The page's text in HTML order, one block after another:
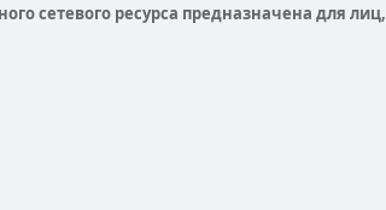
сетевого ресурса предназначена для лиц,